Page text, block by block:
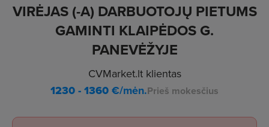
VIRĖJAS (-A) DARBUOTOJŲ PIETUMS
GAMINTI KLAIPĖDOS G.
PANEVĖŽYJE
CVMarket.lt klientas
1230 - 1360€/mėn.Prieš mokesčius